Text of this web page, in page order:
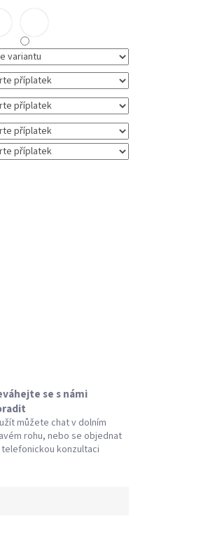
se s námi
můžete chat v dolním
rohu, nebo se objednat
telefonickou konzultaci